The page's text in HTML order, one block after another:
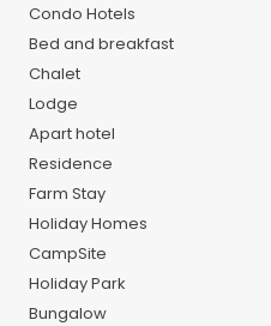
Condo Hotels
Bed and breakfast
Chalet
Lodge
Apart hotel
Residence
Farm Stay
Holiday Homes
CampSite
Holiday Park
Bungalow